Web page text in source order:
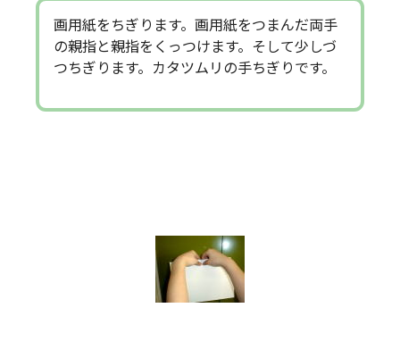
画用紙をちぎります。画用紙をつまんだ両手
の親指と親指をくっつけます。そして少しづ
つちぎります。カタツムリの手ちぎりです。